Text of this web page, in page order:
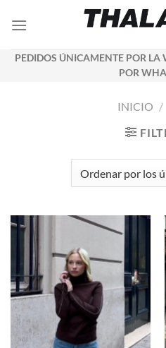
PEDIDOS ÚNICAMENTE POR LA
POR
INICIO /